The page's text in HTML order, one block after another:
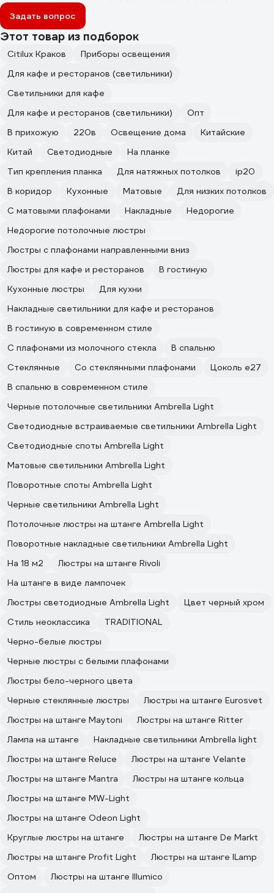
Задать вопрос
Этот товар из подборок
Citilux Краков
Приборы освещения
Для кафе и ресторанов (светильники)
Светильники для кафе
Для кафе и ресторанов (светильники)
Опт
В прихожую
220в Освещение дома
Китайские
Китай
Светодиодные
На планке
Тип крепления планка
Для натяжных потолков
ip20
В коридор
Кухонные Матовые
Для низких потолков
С матовыми плафонами
Накладные
Недорогие
Недорогие потолочные люстры
Люстры с плафонами направленными вниз
Люстры для кафе и ресторанов
В гостиную
Кухонные люстры
Для кухни
Накладные светильники для кафе и ресторанов
В гостиную в современном стиле
С плафонами из молочного стекла
В спальню
Стеклянные
Со стеклянными плафонами
Цоколь e27
В спальню в современном стиле
Черные потолочные светильники Ambrella Light
Светодиодные встраиваемые светильники Ambrella Light
Светодиодные споты Ambrella Light
Матовые светильники Ambrella Light
Поворотные споты Ambrella Light
Черные светильники Ambrella Light
Потолочные люстры на штанге Ambrella Light
Поворотные накладные светильники Ambrella Light
На 18 м2
Люстры на штанге Rivoli
На штанге в виде лампочек
Люстры светодиодные Ambrella Light
Цвет черный хром
Стиль неоклассика
TRADITIONAL
Черно-белые люстры
Черные люстры с белыми плафонами
Люстры бело-черного цвета
Черные стеклянные люстры
Люстры на штанге Eurosvet
Люстры на штанге Maytoni
Люстры на штанге Ritter
Лампа на штанге
Накладные светильники Ambrella light
Люстры на штанге Reluce
Люстры на штанге Velante
Люстры на штанге Mantra
Люстры на штанге кольца
Люстры на штанге MW-Light
Люстры на штанге Odeon Light
Круглые люстры на штанге
Люстры на штанге De Markt
Люстры на штанге Profit Light
Люстры на штанге ILamp
Оптом
Люстры на штанге Illumico